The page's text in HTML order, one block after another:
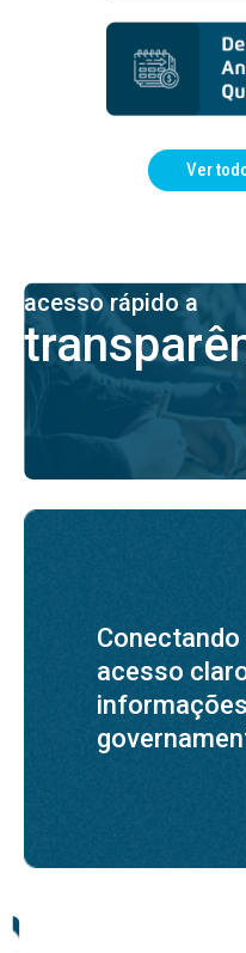
Ver
acesso rápido a
acesso
informações